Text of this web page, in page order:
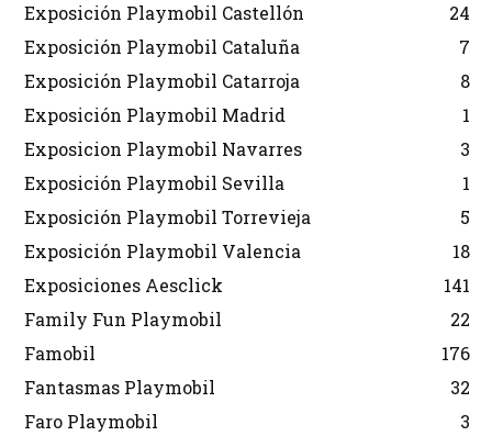
Exposición Playmobil Castellón
24
Exposición Playmobil Cataluña
7
Exposición Playmobil Catarroja
8
Exposición Playmobil Madrid
1
Exposicion Playmobil Navarres
3
Exposición Playmobil Sevilla
1
Exposición Playmobil Torrevieja
5
Exposición Playmobil Valencia
18
Exposiciones Aesclick
141
Family Fun Playmobil
22
Famobil
176
Fantasmas Playmobil
32
Faro Playmobil
3